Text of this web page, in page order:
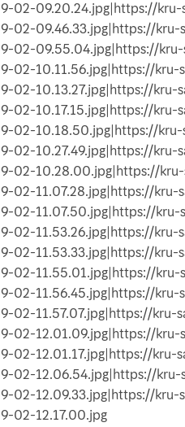
02-09.20.24.jpg|https://
02-09.46.33.jpg|https://kru-
02-09.55.04.jpg|https://
02-10.11.56.jpg|https://kru-
02-10.13.27.jpg|https://kru-
02-10.17.15.jpg|https://kru-
02-10.18.50.jpg|https://
02-10.27.49.jpg|https://kru-
02-10.28.00.jpg|https://
02-11.07.28.jpg|https://kru-
02-11.07.50.jpg|https://kru-
02-11.53.26.jpg|https://kru-
02-11.53.33.jpg|https://kru-
02-11.55.01.jpg|https://kru-
02-11.56.45.jpg|https://kru-
02-11.57.07.jpg|https://kru-
02-12.01.09.jpg|https://kru-
02-12.01.17.jpg|https://kru-
02-12.06.54.jpg|https://
02-12.09.33.jpg|https://kru-
02-12.17.00.jpg